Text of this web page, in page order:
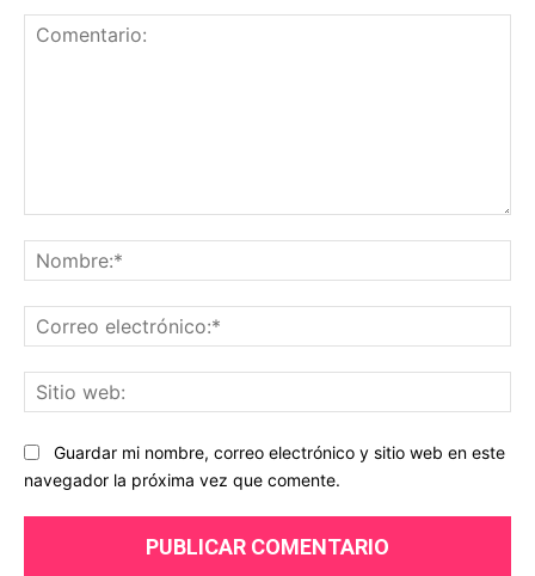
Guardar mi nombre, correo electrónico y sitio web en este
navegador la próxima vez que comente.